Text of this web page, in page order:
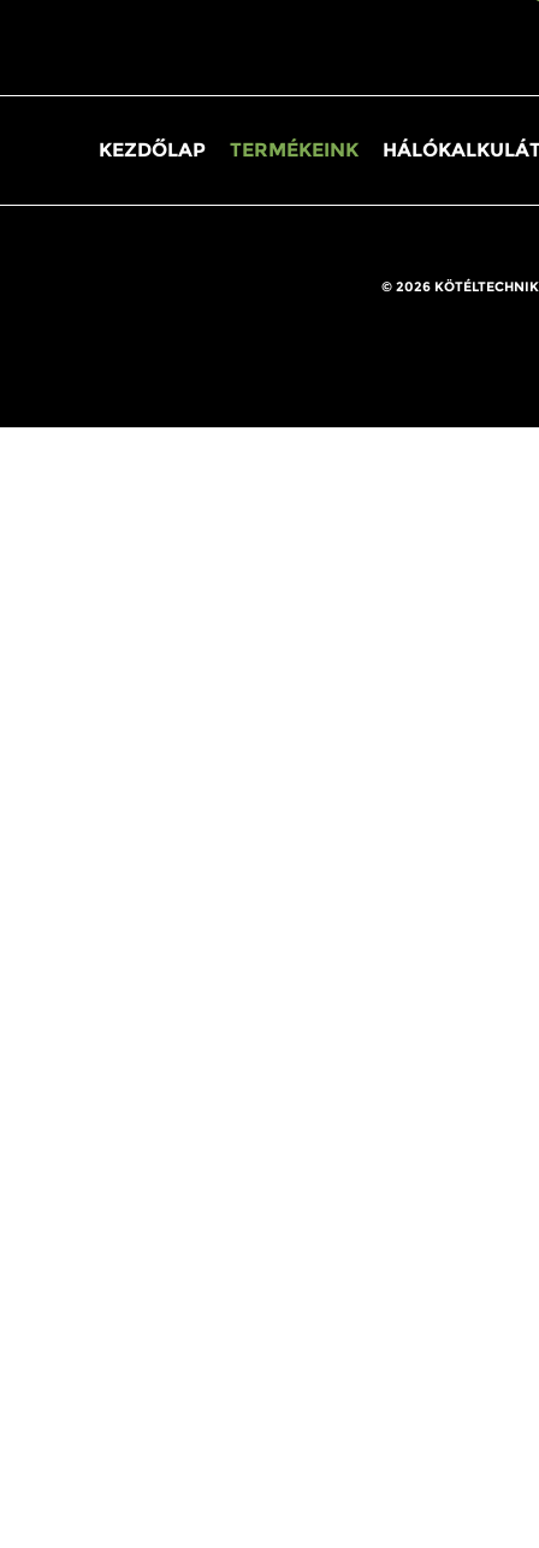
KEZDŐLAP TERMÉKEINK
© 2026